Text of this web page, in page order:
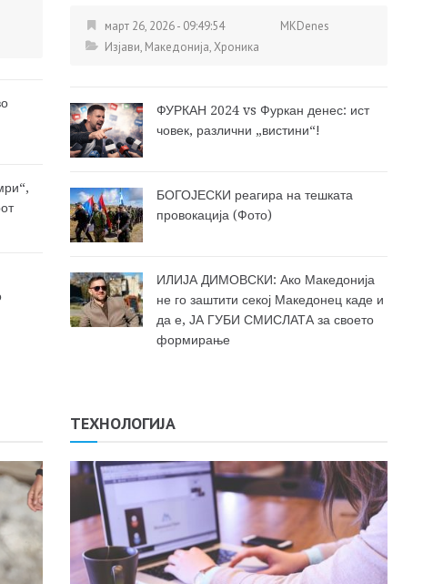
март 26, 2026 - 09:49:54
MKDenes
Изјави, Македонија,Хроника
ФУРКАН 2024 vs Фуркан денес: ист
човек, различни „вистини“!
БОГОЈЕСКИ реагира на тешката
провокација (Фото)
ИЛИЈА ДИМОВСКИ: Ако Македонија
не го заштити секој Македонец каде и
да е, ЈА ГУБИ СМИСЛАТА за своето
формирање
ТЕХНОЛОГИЈА